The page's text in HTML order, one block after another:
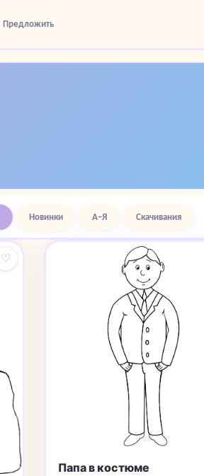
Предложить
Новинки А–Я Скачивания
♡
Папа в костюме